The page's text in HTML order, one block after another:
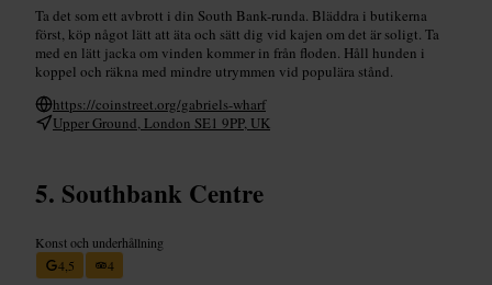
Ta det som ett avbrott i din South Bank-runda. Bläddra i butikerna
först, köp något lätt att äta och sätt dig vid kajen om det är soligt. Ta
med en lätt jacka om vinden kommer in från floden. Håll hunden i
koppel och räkna med mindre utrymmen vid populära stånd.
https://coinstreet.org/gabriels-wharf
Upper Ground, London SE1 9PP, UK
Southbank Centre
Konst och underhållning
4,5
4